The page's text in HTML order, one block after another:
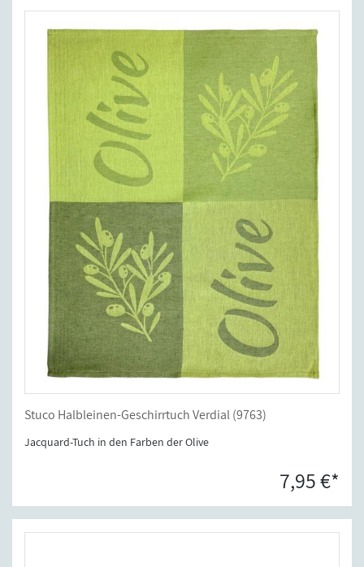
Stuco Halbleinen-Geschirrtuch Verdial (9763)
Jacquard-Tuch in den Farben der Olive
7,95 €*